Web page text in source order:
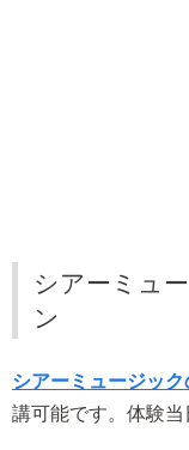
シアーミュ
ン
シアーミュージッ
講可能です。体験当